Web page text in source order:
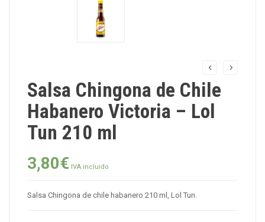
Salsa Chingona de Chile
Habanero Victoria – Lol
Tun 210 ml
3,80€ IVA incluido
Salsa Chingona de chile habanero 210 ml, Lol Tun.